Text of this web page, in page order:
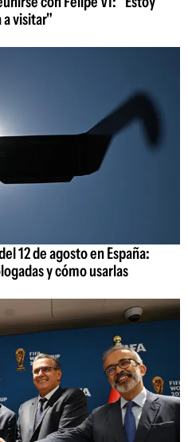
a visitar"
12 de agosto en España:
y cómo usarlas